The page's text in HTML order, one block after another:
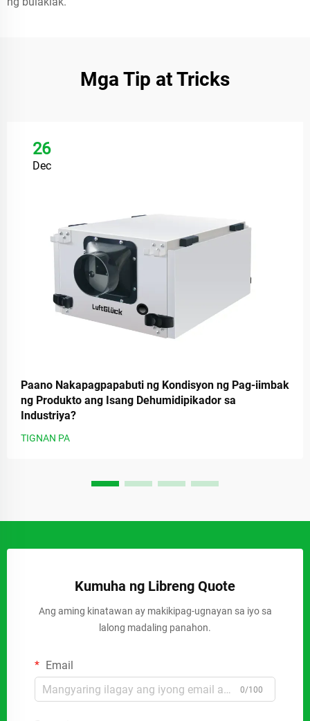
Mga Tip at Tricks
26
Dec
Paano Nakapagpapabuti ng Kondisyon ng Pag-iimbak
ng Produkto ang Isang Dehumidipikador sa
Industriya?
TIGNAN PA
Kumuha ng Libreng Quote
Ang aming kinatawan ay makikipag-ugnayan sa iyo sa
lalong madaling panahon.
Email
0/100